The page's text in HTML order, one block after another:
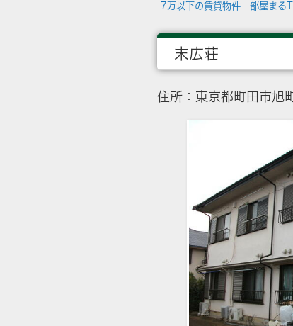
7万以下の賃貸物件 部屋まる
末広荘
住所：東京都町田市旭